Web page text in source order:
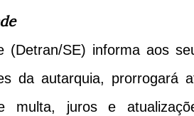
(Detran/SE) informa aos
da autarquia, prorrogará
multa, juros e